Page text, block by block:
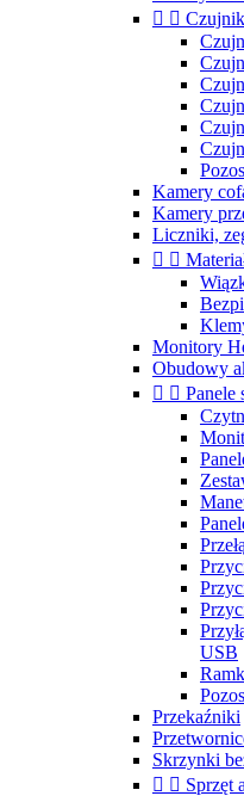
 
Kamery
Kamery
Liczniki,
 
Monitory
Obudowy
  Panele
USB
Przekaźniki
Skrzynki
  Sprzęt